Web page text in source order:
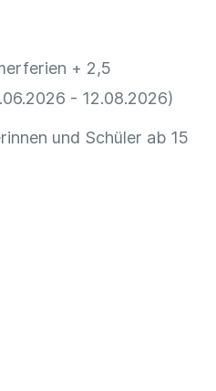
+ 2,5
- 12.08.2026)
und Schüler ab 15